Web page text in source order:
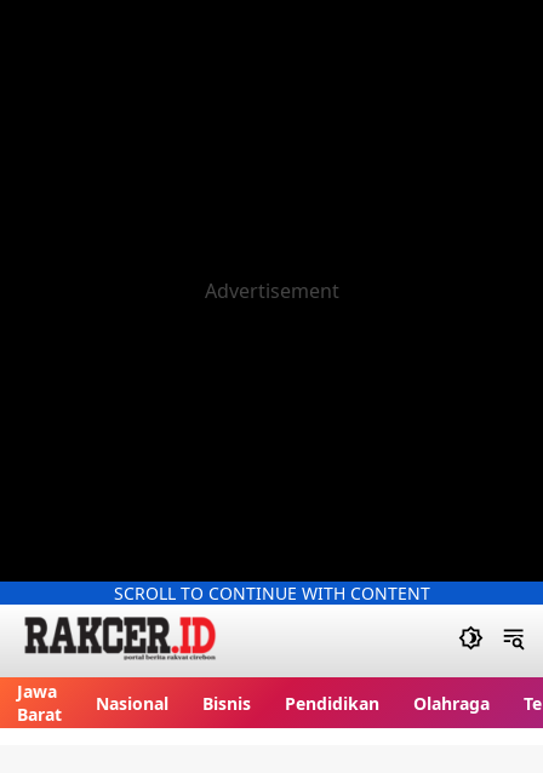
SCROLL TO CONTINUE WITH CONTENT
Jawa
Barat
Nasional Bisnis Pendidikan Olahraga